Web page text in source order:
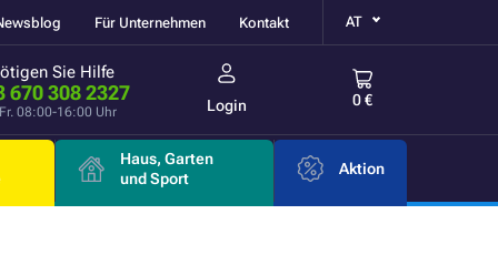
Für Unternehmen Kontakt AT
Sie Hilfe
670 308 2327
08:00-16:00 Uhr Login 0 €
Haus, Garten
und Sport
Aktion